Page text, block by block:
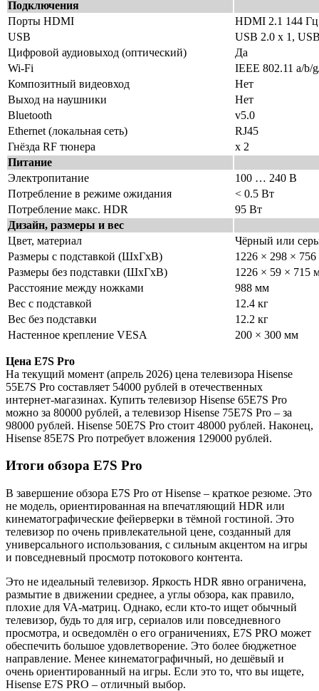
Подключения
Порты HDMI
HDMI 2.1 144
USB
USB 2.0 х 1,
Цифровой аудиовыход (оптический)
Да
Wi-Fi
IEEE 802.11 a/b/
Композитный видеовход
Нет
Выход на наушники
Нет
Bluetooth
v5.0
Ethernet (локальная сеть)
RJ45
Гнёзда RF тюнера
х 2
Питание
Электропитание
100 … 240 В
Потребление в режиме ожидания
< 0.5 Вт
Потребление макс. HDR
95 Вт
Дизайн, размеры и вес
Цвет, материал
Чёрный или
Размеры с подставкой (ШхГхВ)
1226 × 298 ×
Размеры без подставки (ШхГхВ)
1226 × 59 × 715
Расстояние между ножками
988 мм
Вес с подставкой
12.4 кг
Вес без подставки
12.2 кг
Настенное крепление VESA
200 × 300 мм
Цена E7S Pro
На текущий момент (апрель 2026) цена телевизора Hisense
55E7S Pro составляет 54000 рублей в отечественных
интернет-магазинах. Купить телевизор Hisense 65E7S Pro
можно за 80000 рублей, а телевизор Hisense 75E7S Pro – за
98000 рублей. Hisense 50E7S Pro стоит 48000 рублей. Наконец,
Hisense 85E7S Pro потребует вложения 129000 рублей.
Итоги обзора E7S Pro
В завершение обзора E7S Pro от Hisense – краткое резюме. Это
не модель, ориентированная на впечатляющий HDR или
кинематографические фейерверки в тёмной гостиной. Это
телевизор по очень привлекательной цене, созданный для
универсального использования, с сильным акцентом на игры
и повседневный просмотр потокового контента.
Это не идеальный телевизор. Яркость HDR явно ограничена,
размытие в движении среднее, а углы обзора, как правило,
плохие для VA-матриц. Однако, если кто-то ищет обычный
телевизор, будь то для игр, сериалов или повседневного
просмотра, и осведомлён о его ограничениях, E7S PRO может
обеспечить большое удовлетворение. Это более бюджетное
направление. Менее кинематографичный, но дешёвый и
очень ориентированный на игры. Если это то, что вы ищете,
Hisense E7S PRO – отличный выбор.